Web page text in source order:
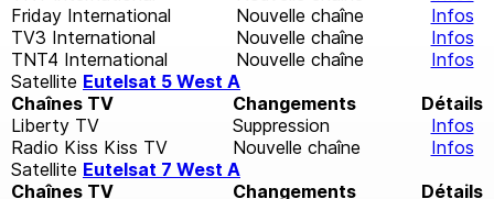
Friday International
Nouvelle chaîne
Infos
TV3 International
Nouvelle chaîne
Infos
TNT4 International
Nouvelle chaîne
Infos
Satellite Eutelsat 5 West A
Chaînes TV
Changements
Détails
Liberty TV
Suppression
Infos
Radio Kiss Kiss TV
Nouvelle chaîne
Infos
Satellite Eutelsat 7 West A
Chaînes TV
Changements
Détails